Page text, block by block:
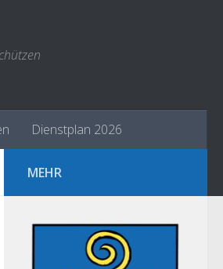
Dienstplan 2026
MEHR